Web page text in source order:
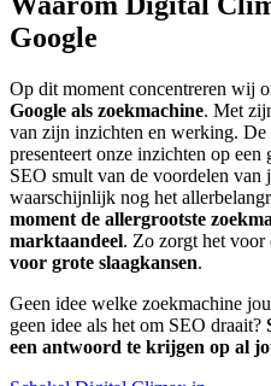
Google
Op dit moment concentreren wij
Google als zoekmachine. Met
van zijn inzichten en werking. De
presenteert onze inzichten op
SEO smult van de voordelen
waarschijnlijk nog het
moment de allergrootste
marktaandeel. Zo zorgt het voor
voor grote slaagkansen.
Geen idee welke zoekmachine
geen idee als het om SEO draait?
een antwoord te krijgen op al